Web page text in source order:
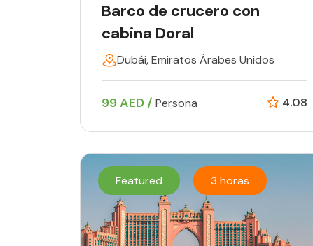
Barco de crucero con
cabina Doral
Dubái, Emiratos Árabes Unidos
99 AED / Persona 4.08
Featured 3 horas